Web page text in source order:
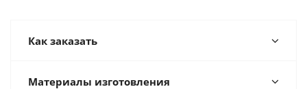
Как заказать
Материалы изготовления